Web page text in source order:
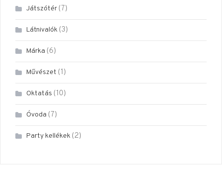
Játszótér (7)
Látnivalók (3)
Márka (6)
Művészet (1)
Oktatás (10)
Óvoda (7)
Party kellékek (2)